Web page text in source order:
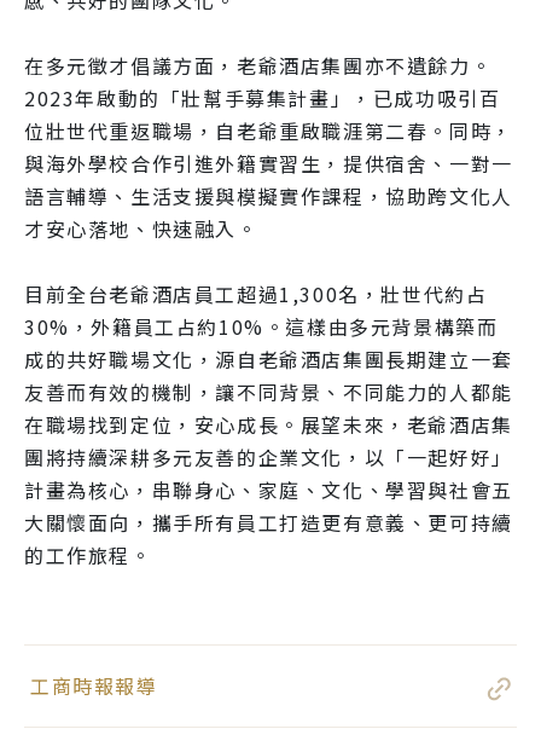
在多元徵才倡議方面，老爺酒店集團亦不遺餘力。
2023年啟動的「壯幫手募集計畫」，已成功吸引百
位壯世代重返職場，自老爺重啟職涯第二春。同時，
與海外學校合作引進外籍實習生，提供宿舍、一對一
語言輔導、生活支援與模擬實作課程，協助跨文化人
才安心落地、快速融入。
目前全台老爺酒店員工超過1,300名，壯世代約占
30%，外籍員工占約10%。這樣由多元背景構築而
成的共好職場文化，源自老爺酒店集團長期建立一套
友善而有效的機制，讓不同背景、不同能力的人都能
在職場找到定位，安心成長。展望未來，老爺酒店集
團將持續深耕多元友善的企業文化，以「一起好好」
計畫為核心，串聯身心、家庭、文化、學習與社會五
大關懷面向，攜手所有員工打造更有意義、更可持續
的工作旅程。
工商時報報導